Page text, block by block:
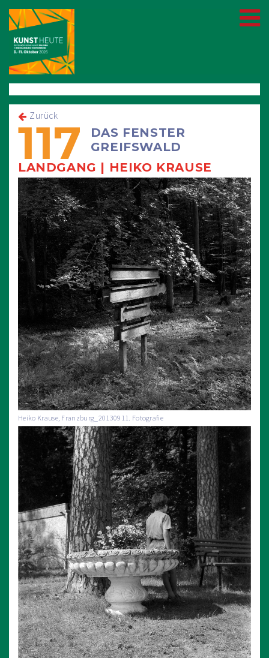
117
DAS FENSTER
GREIFSWALD
LANDGANG | HEIKO KRAUSE
Heiko Krause, Franzburg_20130911. Fotografie
Zurück